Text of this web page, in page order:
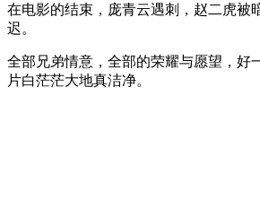
在电影的结束，庞青云遇刺，赵二虎被
迟。
全部兄弟情意，全部的荣耀与愿望，好
片白茫茫大地真洁净。